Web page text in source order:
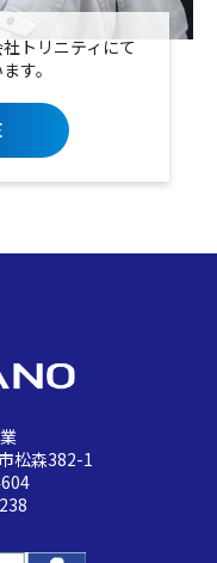
トリニティにて
す。
松森382-1